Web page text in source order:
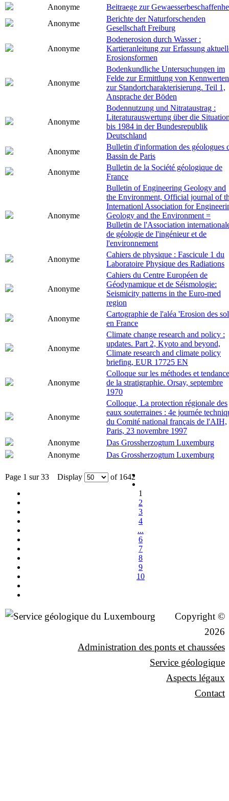
Anonyme
Beitraege zur
Anonyme
Berichte der Naturforschenden
Gesellschaft Freiburg
Anonyme
Bodenerosion durch Wasser :
Kartieranleitung zur Erfassung
Erosionsformen
Anonyme
Bodenkundliche Untersuchungen im
Felde zur Ermittlung von Kennwerten
zur Standortcharakterisierung. Teil 1,
Ansprache der Böden
Anonyme
Bodennutzung und Nitrataustrag :
Literaturauswertung über die
bis 1984 in der Bundesrepublik
Deutschland
Anonyme
Bulletin d'information des géologues
Bassin de Paris
Anonyme
Bulletin de la Société géologique de
France
Anonyme
Bulletin of Engineering Geology and
the Environment, Official journal of
Internationl Association for
Geology and the Environment =
Bulletin de l'Association
de géologie de l'ingénieur et de
l'environnement
Anonyme
Cahiers de physique : Fascicule 1 du
Laboratoire Physique des Radiations
Anonyme
Cahiers du Centre Européen de
Géodynamique et de Séismologie:
Seismicity patterns in the Euro-med
region
Anonyme
Cartographie de l'aléa 'Erosion des
en France
Anonyme
Climate change research and policy :
updates. Part 2, Kyoto and beyond,
Climate research and climate policy
briefing, EUR 17725 EN
Anonyme
Colloque sur les méthodes et
de la stratigraphie. Orsay, septembre
1970
Anonyme
Colloque, La protection régionale des
eaux souterraines : 4e journée
du Comité national français de l'AIH,
Paris, 23 novembre 1997
Anonyme
Das Grossherzogtum Luxemburg
Anonyme
Das Grossherzogtum Luxemburg
Page 1 sur 33 Display
of 1642
1
2
3
4
...
6
7
8
9
10
Copyright ©
2026
Administration des ponts et chaussées
Service géologique
Aspects légaux
Contact